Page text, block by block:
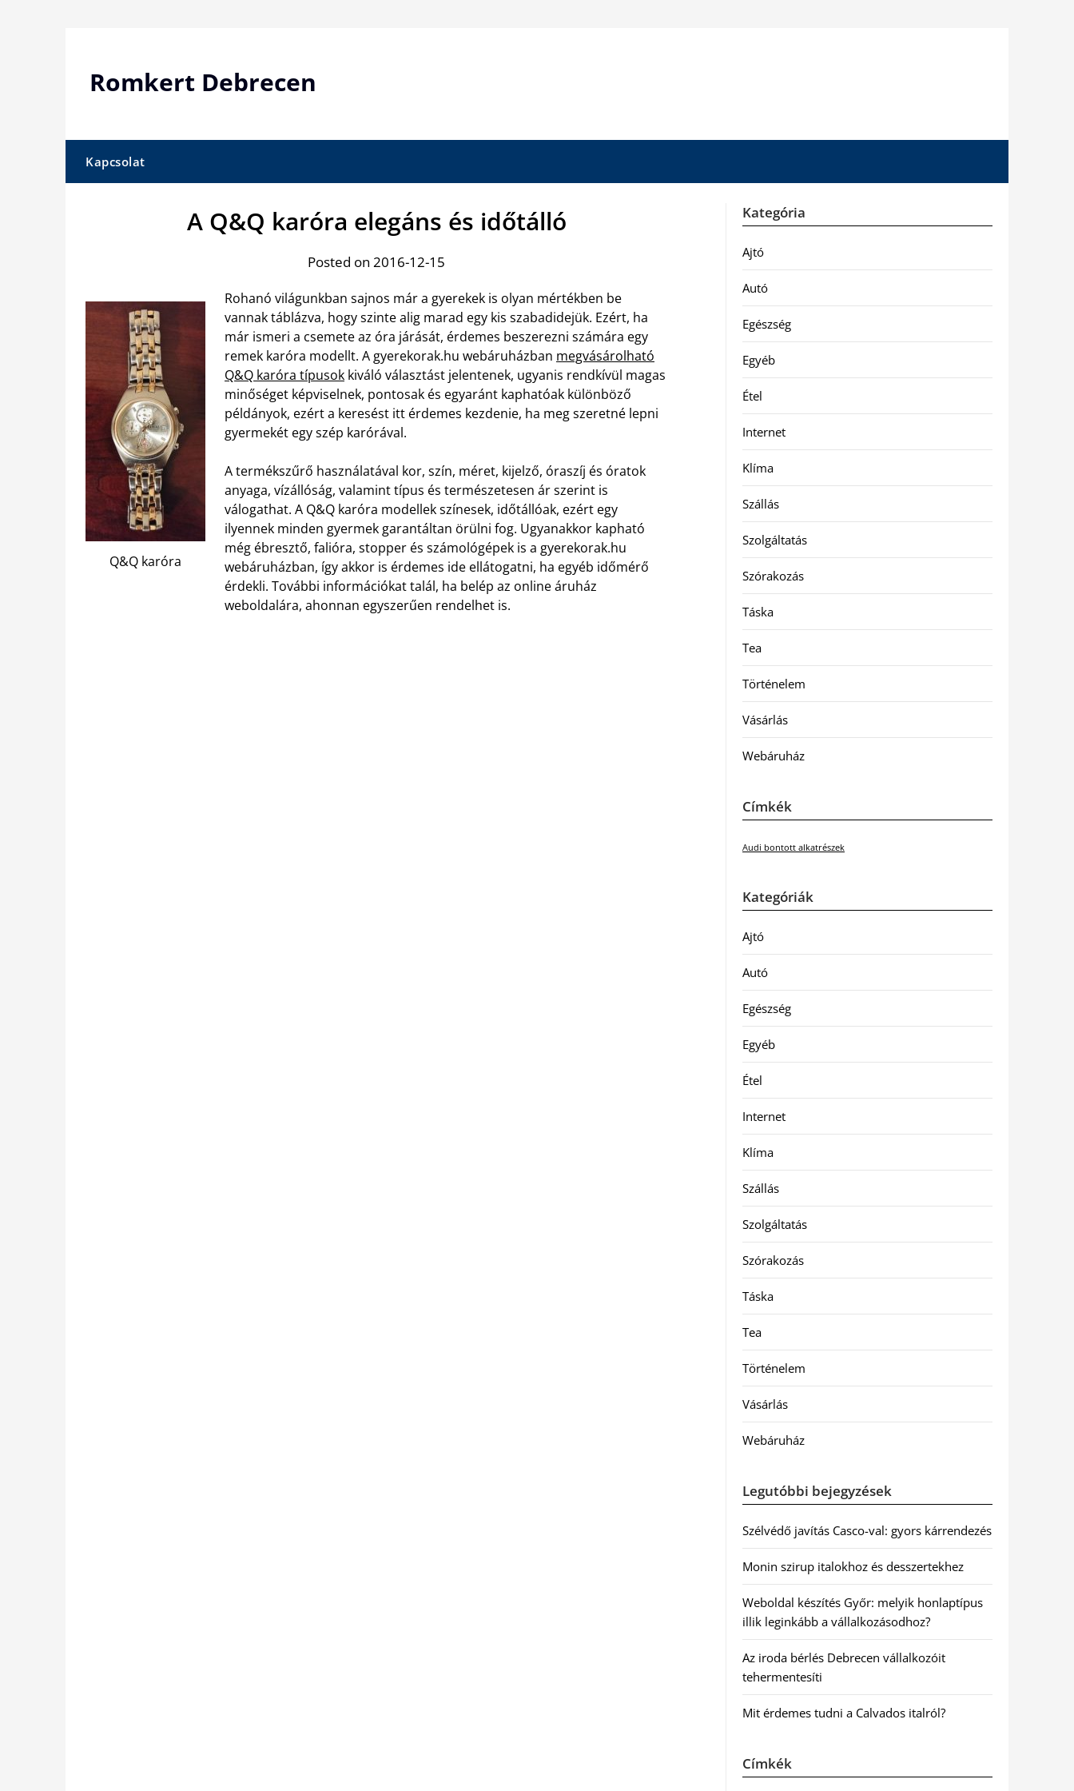
Romkert Debrecen
Kapcsolat
A Q&Q karóra elegáns és időtálló
Posted on 2016-12-15
Q&Q karóra
Rohanó világunkban sajnos már a gyerekek is olyan mértékben be
vannak táblázva, hogy szinte alig marad egy kis szabadidejük. Ezért, ha
már ismeri a csemete az óra járását, érdemes beszerezni számára egy
remek karóra modellt. A gyerekorak.hu webáruházban megvásárolható
Q&Q karóra típusok kiváló választást jelentenek, ugyanis rendkívül magas
minőséget képviselnek, pontosak és egyaránt kaphatóak különböző
példányok, ezért a keresést itt érdemes kezdenie, ha meg szeretné lepni
gyermekét egy szép karórával.
A termékszűrő használatával kor, szín, méret, kijelző, óraszíj és óratok
anyaga, vízállóság, valamint típus és természetesen ár szerint is
válogathat. A Q&Q karóra modellek színesek, időtállóak, ezért egy
ilyennek minden gyermek garantáltan örülni fog. Ugyanakkor kapható
még ébresztő, falióra, stopper és számológépek is a gyerekorak.hu
webáruházban, így akkor is érdemes ide ellátogatni, ha egyéb időmérő
érdekli. További információkat talál, ha belép az online áruház
weboldalára, ahonnan egyszerűen rendelhet is.
Kategória
Ajtó
Autó
Egészség
Egyéb
Étel
Internet
Klíma
Szállás
Szolgáltatás
Szórakozás
Táska
Tea
Történelem
Vásárlás
Webáruház
Címkék
Audi bontott alkatrészek
Kategóriák
Ajtó
Autó
Egészség
Egyéb
Étel
Internet
Klíma
Szállás
Szolgáltatás
Szórakozás
Táska
Tea
Történelem
Vásárlás
Webáruház
Legutóbbi bejegyzések
Szélvédő javítás Casco-val: gyors kárrendezés
Monin szirup italokhoz és desszertekhez
Weboldal készítés Győr: melyik honlaptípus
illik leginkább a vállalkozásodhoz?
Az iroda bérlés Debrecen vállalkozóit
tehermentesíti
Mit érdemes tudni a Calvados italról?
Címkék